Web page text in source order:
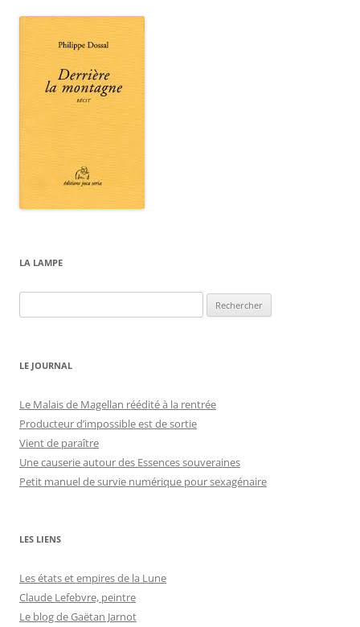
LA LAMPE
LE JOURNAL
Le Malais de Magellan réédité à la rentrée
Producteur d’impossible est de sortie
Vient de paraître
Une causerie autour des Essences souveraines
Petit manuel de survie numérique pour sexagénaire
LES LIENS
Les états et empires de la Lune
Claude Lefebvre, peintre
Le blog de Gaëtan Jarnot